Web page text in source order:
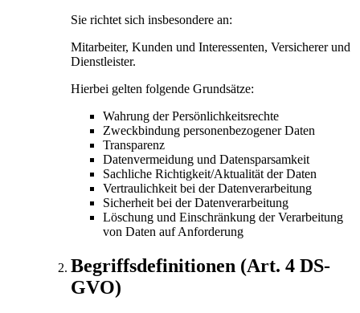
Sie richtet sich insbesondere an:
Mitarbeiter, Kunden und Interessenten, Versicherer und
Dienstleister.
Hierbei gelten folgende Grundsätze:
Wahrung der Persönlichkeitsrechte
Zweckbindung personenbezogener Daten
Transparenz
Datenvermeidung und Datensparsamkeit
Sachliche Richtigkeit/Aktualität der Daten
Vertraulichkeit bei der Datenverarbeitung
Sicherheit bei der Datenverarbeitung
Löschung und Einschränkung der Verarbeitung
von Daten auf Anforderung
Begriffsdefinitionen (Art. 4 DS-
GVO)